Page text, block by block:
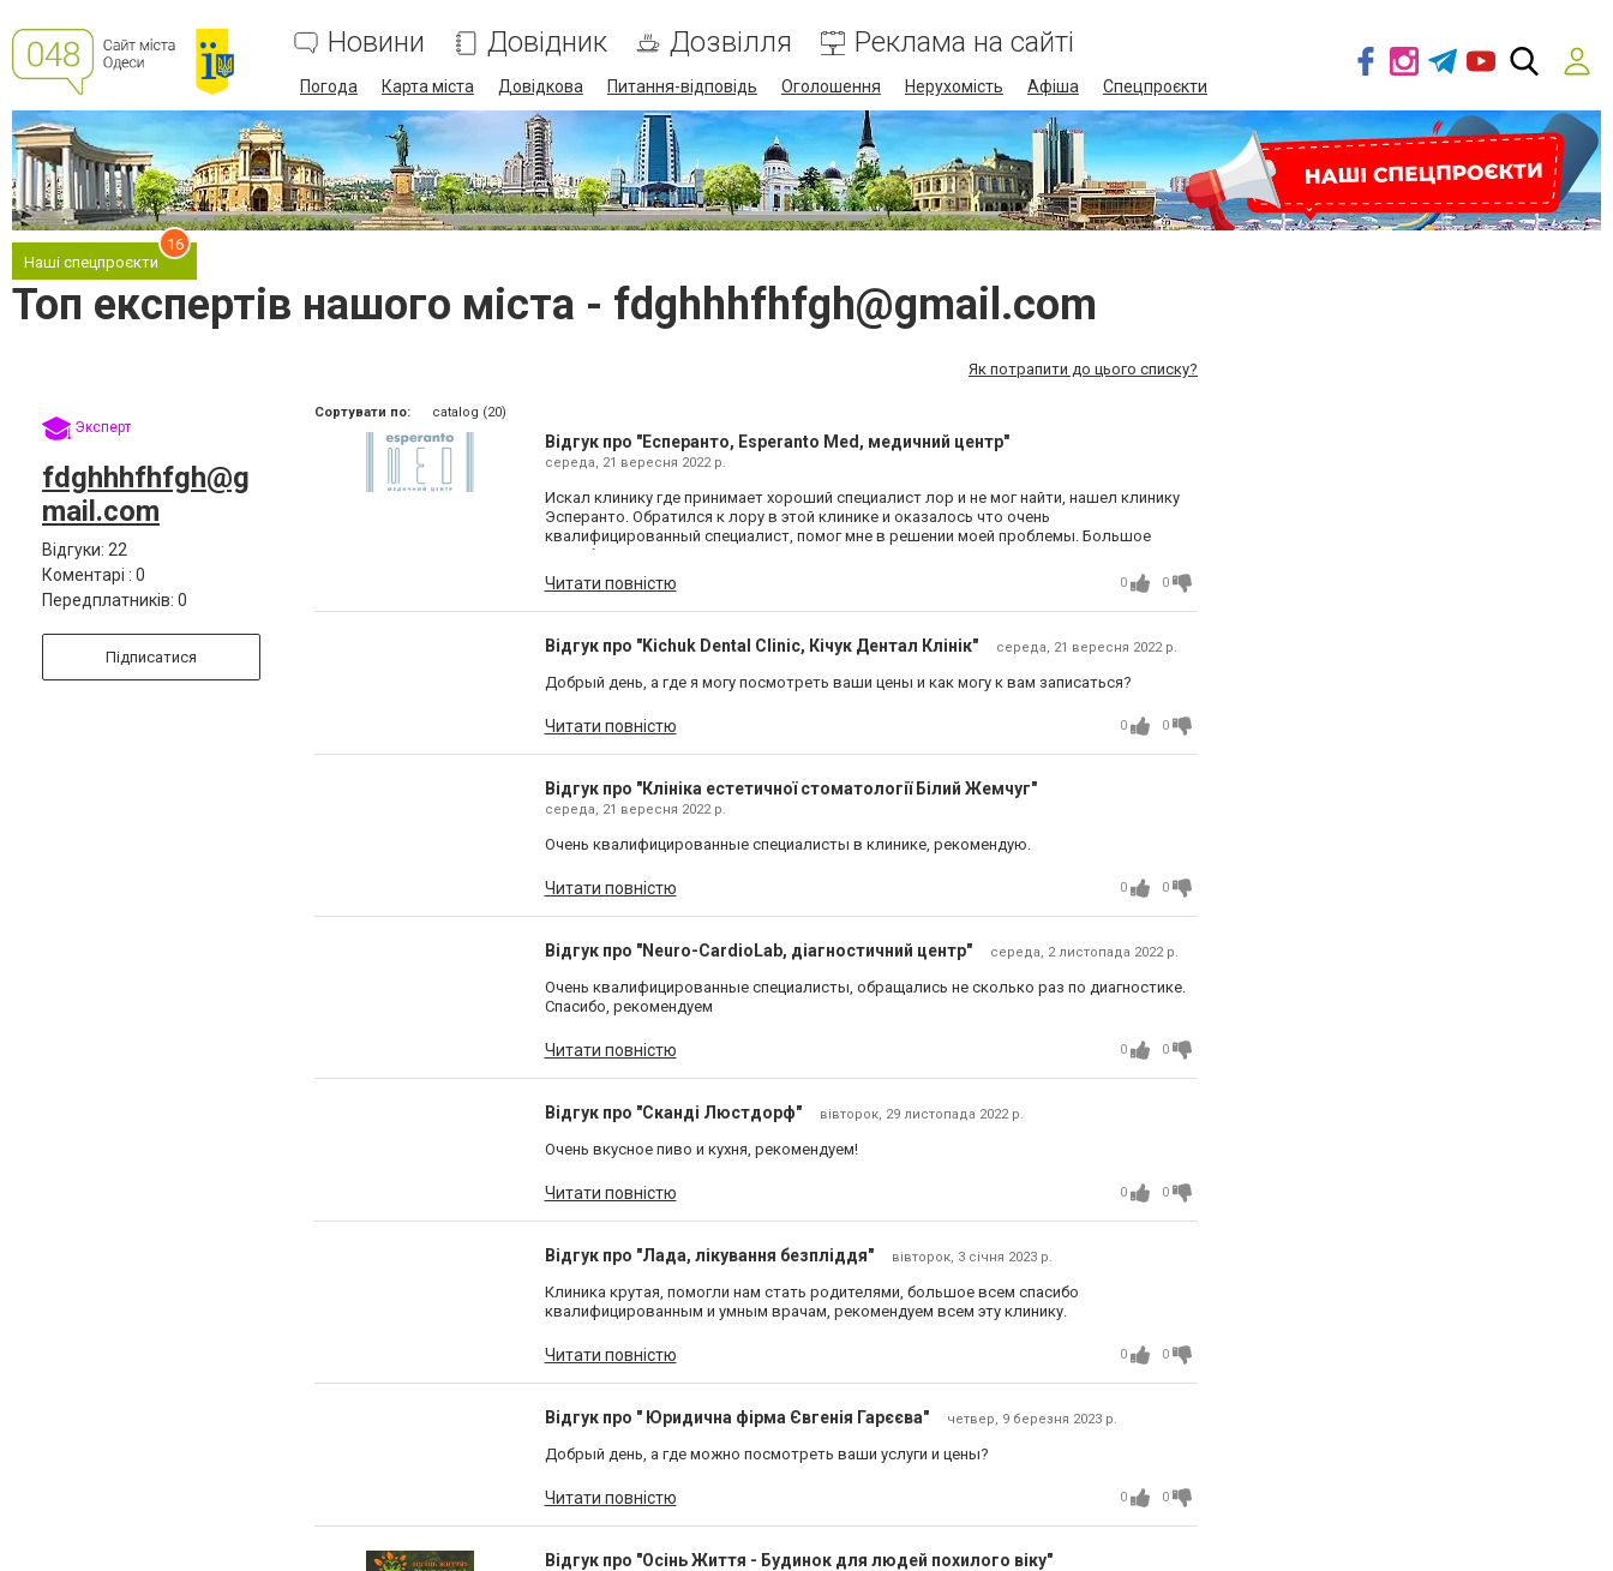
Новини Довідник Дозвілля Реклама на сайті
Погода Карта міста Довідкова Питання-відповідь Оголошення Нерухомість Афіша Спецпроєкти
Наші спецпроєкти
16
Топ експертів нашого міста - fdghhhfhfgh@gmail.com
Як потрапити до цього списку?
Эксперт
fdghhhfhfgh@g
mail.com
Відгуки: 22
Коментарі : 0
Передплатників: 0
Підписатися
Сортувати по: catalog (20)
Відгук про "Есперанто, Esperanto Med, медичний центр"
середа, 21 вересня 2022 р.
Искал клинику где принимает хороший специалист лор и не мог найти, нашел клинику
Эсперанто. Обратился к лору в этой клинике и оказалось что очень
квалифицированный специалист, помог мне в решении моей проблемы. Большое
спасибо.
Читати повністю 0 0
Відгук про "Kichuk Dental Clinic, Кічук Дентал Клінік" середа, 21 вересня 2022 р.
Добрый день, а где я могу посмотреть ваши цены и как могу к вам записаться?
Читати повністю 0 0
Відгук про "Клініка естетичної стоматології Білий Жемчуг"
середа, 21 вересня 2022 р.
Очень квалифицированные специалисты в клинике, рекомендую.
Читати повністю 0 0
Відгук про "Neuro-CardioLab, діагностичний центр" середа, 2 листопада 2022 р.
Очень квалифицированные специалисты, обращались не сколько раз по диагностике.
Спасибо, рекомендуем
Читати повністю 0 0
Відгук про "Сканді Люстдорф" вівторок, 29 листопада 2022 р.
Очень вкусное пиво и кухня, рекомендуем!
Читати повністю 0 0
Відгук про "Лада, лікування безпліддя" вівторок, 3 січня 2023 р.
Клиника крутая, помогли нам стать родителями, большое всем спасибо
квалифицированным и умным врачам, рекомендуем всем эту клинику.
Читати повністю 0 0
Відгук про " Юридична фірма Євгенія Гарєєва" четвер, 9 березня 2023 р.
Добрый день, а где можно посмотреть ваши услуги и цены?
Читати повністю 0 0
Відгук про "Осінь Життя - Будинок для людей похилого віку"